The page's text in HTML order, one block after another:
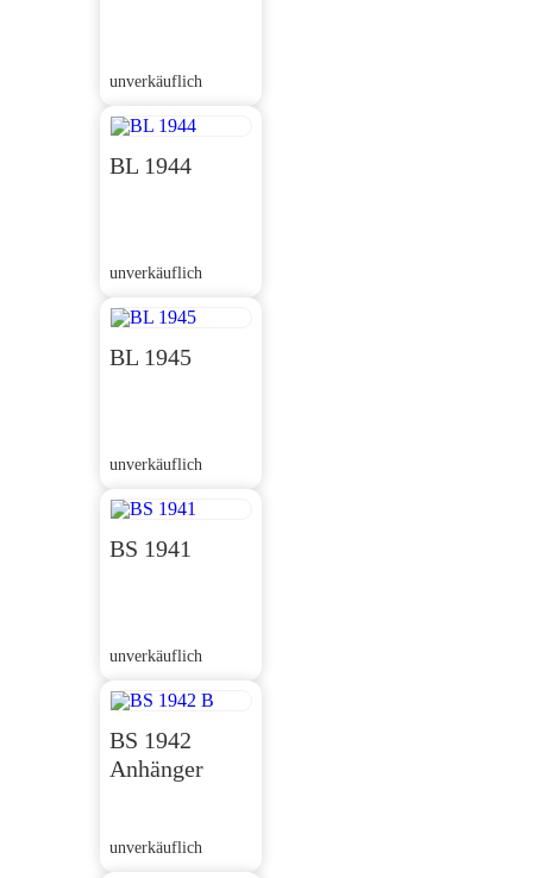
unverkäuflich
BL 1944
unverkäuflich
BL 1945
unverkäuflich
BS 1941
unverkäuflich
BS 1942
Anhänger
unverkäuflich